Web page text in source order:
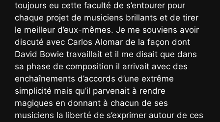
toujours eu cette faculté de s’entourer pour
chaque projet de musiciens brillants et de tirer
le meilleur d’eux-mêmes. Je me souviens avoir
discuté avec Carlos Alomar de la façon dont
David Bowie travaillait et il me disait que dans
sa phase de composition il arrivait avec des
enchaînements d’accords d’une extrême
simplicité mais qu’il parvenait à rendre
magiques en donnant à chacun de ses
musiciens la liberté de s’exprimer autour de ces